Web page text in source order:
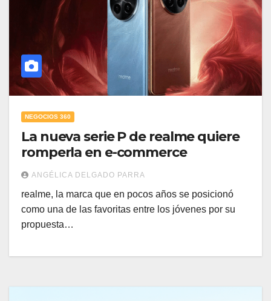
NEGOCIOS 360
La nueva serie P de realme quiere
romperla en e-commerce
ANGÉLICA DELGADO PARRA
realme, la marca que en pocos años se posicionó
como una de las favoritas entre los jóvenes por su
propuesta…